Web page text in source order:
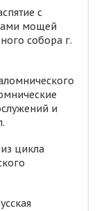
с
мощей
собора г.
и
цикла